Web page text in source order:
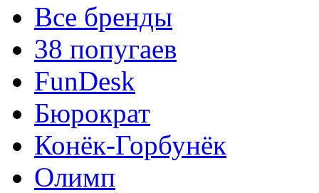
Все бренды
38 попугаев
FunDesk
Бюрократ
Конёк-Горбунёк
Олимп